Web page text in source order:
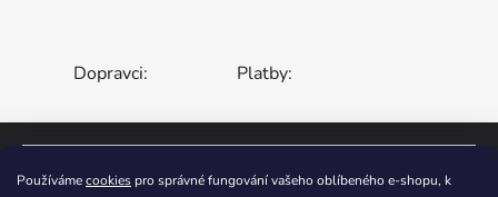
Používámecookies pro správné fungování vašeho oblíbeného e-shopu, k
Dopravci: Platby:
ČESKÁ REPUBLIKA
SLOVENSKO